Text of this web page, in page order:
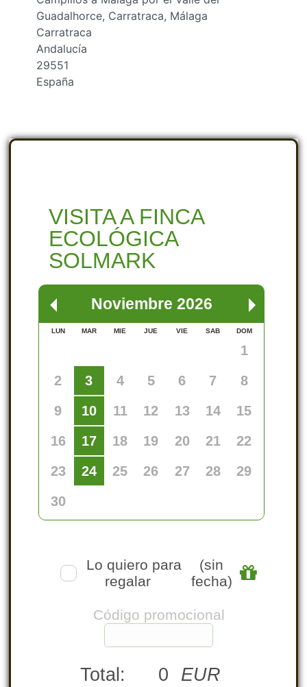
Guadalhorce, Carratraca, Málaga
Carratraca
Andalucía
29551
España